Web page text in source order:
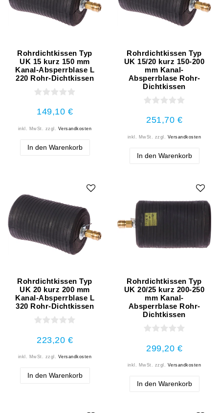
Rohrdichtkissen Typ
UK 15 kurz 150 mm
Kanal-Absperrblase L
220 Rohr-Dichtkissen
149,10 €
inkl. MwSt. zzgl. Versandkosten
In den Warenkorb
Rohrdichtkissen Typ
UK 15/20 kurz 150-200
mm Kanal-
Absperrblase Rohr-
Dichtkissen
251,70 €
inkl. MwSt. zzgl. Versandkosten
In den Warenkorb
Rohrdichtkissen Typ
UK 20 kurz 200 mm
Kanal-Absperrblase L
320 Rohr-Dichtkissen
223,20 €
inkl. MwSt. zzgl. Versandkosten
In den Warenkorb
Rohrdichtkissen Typ
UK 20/25 kurz 200-250
mm Kanal-
Absperrblase Rohr-
Dichtkissen
299,20 €
inkl. MwSt. zzgl. Versandkosten
In den Warenkorb